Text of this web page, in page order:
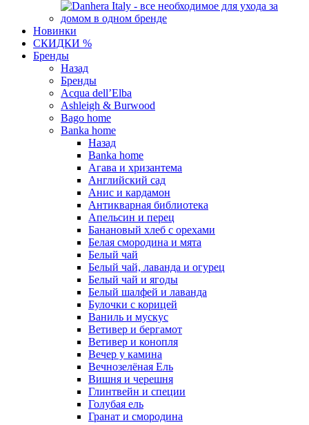
Новинки
СКИДКИ %
Бренды
Назад
Бренды
Acqua dell’Elba
Ashleigh & Burwood
Bago home
Banka home
Назад
Banka home
Агава и хризантема
Английский сад
Анис и кардамон
Антикварная библиотека
Апельсин и перец
Банановый хлеб с орехами
Белая смородина и мята
Белый чай
Белый чай, лаванда и огурец
Белый чай и ягоды
Белый шалфей и лаванда
Булочки с корицей
Ваниль и мускус
Ветивер и бергамот
Ветивер и конопля
Вечер у камина
Вечнозелёная Ель
Вишня и черешня
Глинтвейн и специи
Голубая ель
Гранат и смородина